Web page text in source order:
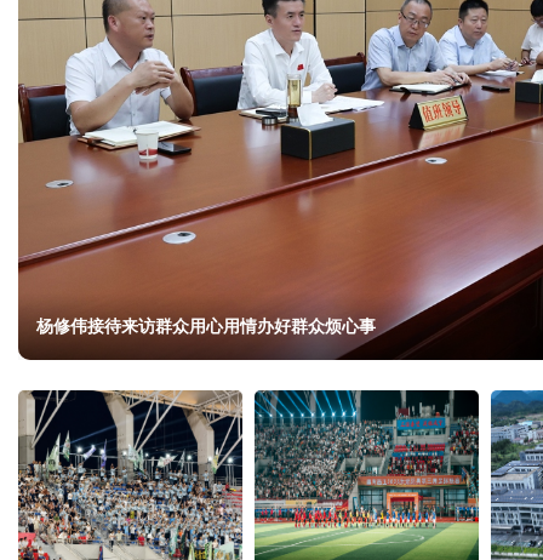
杨修伟接待来访群众用心用情办好群众烦心事